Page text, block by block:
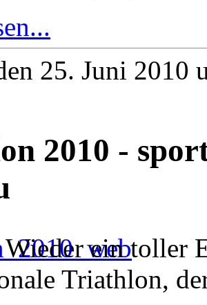
25. Juni 2010
2010 -
Wieder ein toller
Triathlon,